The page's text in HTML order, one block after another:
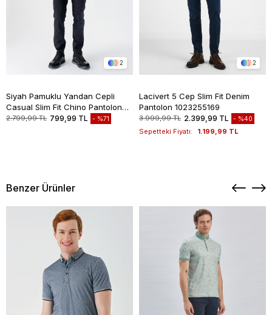
2
Siyah Pamuklu Yandan Cepli
Casual Slim Fit Chino Pantolon
1003235117
2.799,99 TL 799,99 TL %71
2
Lacivert 5 Cep Slim Fit Denim
Pantolon 1023255169
3.999,99 TL 2.399,99 TL %40
Sepetteki Fiyatı: 1.199,99 TL
Benzer Ürünler